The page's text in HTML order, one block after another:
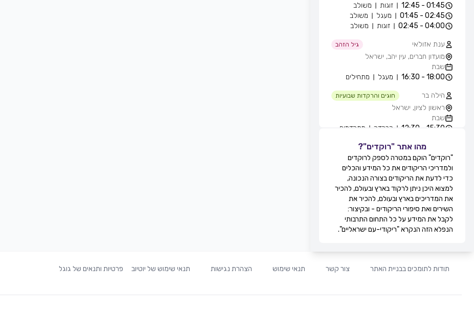
01:45 - 12:45
זוגות
משולב
02:45 - 01:45
מעגל
משולב
04:00 - 02:45
זוגות משולב
ענת אזולאי גיל הזהב
מועדון חברים, עין יהב, ישראל
שבת
18:00 - 16:30
מעגל מתחילים
הילה בר חוגים והרקדות שבועיות
ראשון לציון, ישראל
שבת
15:30 - 12:30
הרקדה מתקדמים
גילה סולומון לוי חוגים והרקדות שבועיות
טיילת בת ים - חוף הסלע, בחורף
מ-11:00, בת ים, ישראל
שבת
12:30 - 11:00
מעגל
מתקדמים
13:30 - 12:30
זוגות מתקדמים
מירי אקוני חוגים והרקדות שבועיות
קאנטרי דקל, זוגות בלבד, תל אביב,
21:30 - 20:30
זוגות
מהו אתר "רוקדים"?
"רוקדים" הוקם במטרה לספק לרוקדים
ולמדריכי הריקודים את כל המידע והכלים
כדי לדעת את הריקודים בצורה הנכונה,
למצוא היכן ניתן לרקוד בארץ ובעולם, להכיר
את המדריכים בארץ ובעולם, להכיר את
השירים ואת סיפורי הריקודים - ובקיצור:
לקבל את המידע על כל התחום התרבותי
הנפלא הזה הנקרא "ריקודי-עם ישראליים".
תודות לתומכים בבניית האתר צור קשר תנאי שימוש הצהרת נגישות תנאי שימוש של יוטיוב פרטיות ותנאים של גוגל